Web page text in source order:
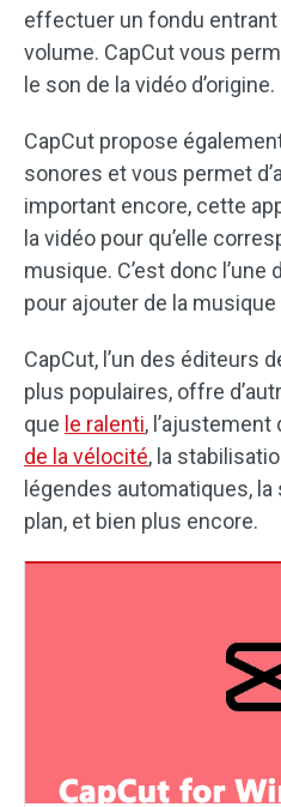
effectuer un fondu
volume. CapCut vous
le son de la vidéo d’origine.
CapCut propose
sonores et vous permet
important encore, cette
la vidéo pour qu’elle
musique. C’est donc
pour ajouter de la musique
CapCut, l’un des éditeurs
plus populaires, offre
que le ralenti, l’ajustement
de la vélocité, la
légendes automatiques,
plan, et bien plus encore.